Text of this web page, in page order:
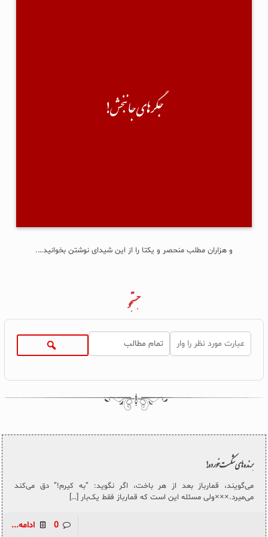
جگرهای جانبخش!
آیا امکان دارد کمک کنید تا به مخاطب برسد؟"
من هم گفته کرده:"چشمم روشن! دیگه چی؟ چشم!" 🙂
حقیقتش نه سرویس خان(!) را می‌شناسم، نه حتی یکبار لایک و کامنتی با هم
و هزاران مطلب منحصر و یکتا را از این شیدای نوشتن بخوانید….
جستجو
بَرنده‌های شکست‌خورده!
می‌گویند، قمارباز بعد از هر باخت، اگر نگوید: “به کیرم!” دق می‌کند
می‌میرد.×××ولی مسئله این است که قمارباز فقط یک‌بار […]
0 ادامه...